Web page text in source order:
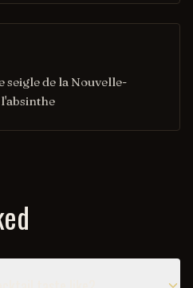
seigle de la Nouvelle-